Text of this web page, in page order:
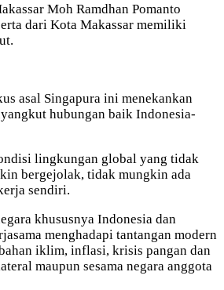
Moh Ramdhan Pomanto
dari Kota Makassar memiliki
asal Singapura ini menekankan
hubungan baik Indonesia-
lingkungan global yang tidak
bergejolak, tidak mungkin ada
sendiri.
khususnya Indonesia dan
menghadapi tantangan modern
iklim, inflasi, krisis pangan dan
maupun sesama negara anggota